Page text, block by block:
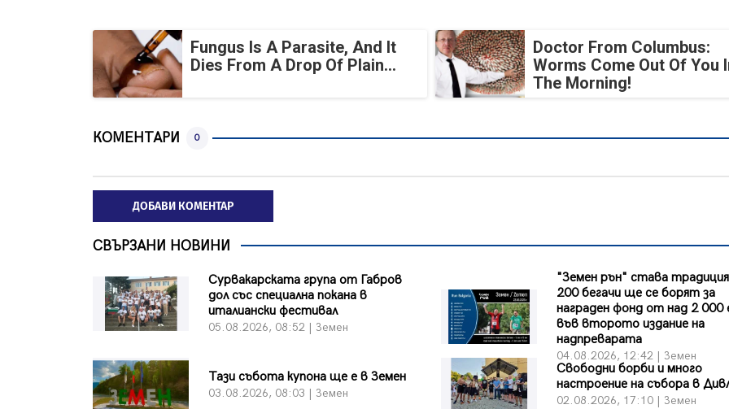
Fungus Is A Parasite, And It
Dies From A Drop Of Plain...
Doctor From Columbus:
Worms Come Out Of You
The Morning!
КОМЕНТАРИ 0
ДОБАВИ КОМЕНТАР
СВЪРЗАНИ НОВИНИ
Сурвакарската група от Габров
дол със специална покана в
италиански фестивал
05.08.2026, 08:52 | Земен
"Земен рън" става
200 бегачи ще се борят за
награден фонд от над 2 000
във второто издание на
надпреварата
04.08.2026, 12:42 | Земен
Тази събота купона ще е в Земен
03.08.2026, 08:03 | Земен
Свободни борби и много
настроение на събора в
02.08.2026, 17:10 | Земен